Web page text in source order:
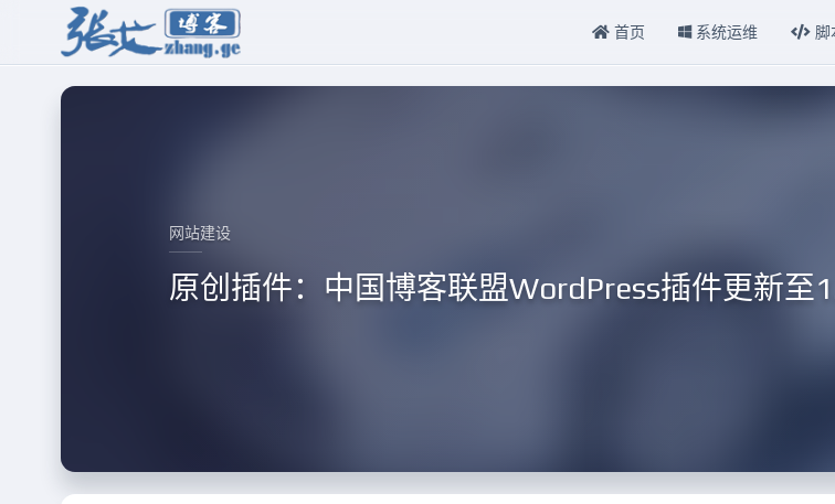
首页 系统运维 脚
网站建设
原创插件：中国博客联盟WordPress插件更新至